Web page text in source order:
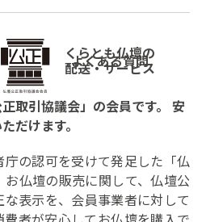
くらとも仏壇の
配送・サービス
よくある質問
取引協議会」の会員です。 安
だけます。
の認可を受けて発足した「仏
仏壇の販売に関して、仏壇公
表示を、会員事業者に対して